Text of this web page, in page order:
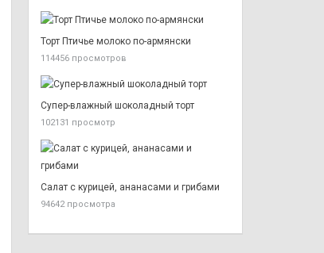
Торт Птичье молоко по-армянски
114456 просмотров
Супер-влажный шоколадный торт
102131 просмотр
Салат с курицей, ананасами и грибами
94642 просмотра